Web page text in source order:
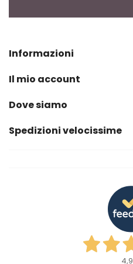
Informazioni
Il mio account
Dove siamo
Spedizioni velocissime
4,9